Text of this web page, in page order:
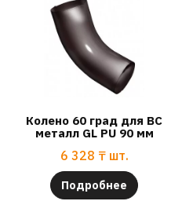
Колено 60 град для ВС
металл GL PU 90 мм
6 328 ₸ шт.
Подробнее